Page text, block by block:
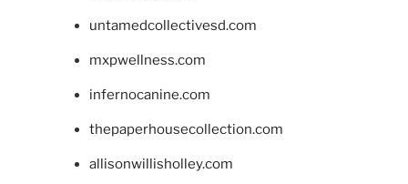
untamedcollectivesd.com
mxpwellness.com
infernocanine.com
thepaperhousecollection.com
allisonwillisholley.com